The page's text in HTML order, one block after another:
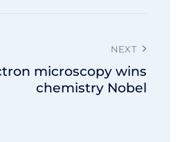
NEXT
microscopy wins
chemistry Nobel